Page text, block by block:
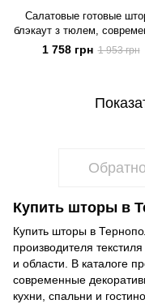
Салатовые готовые
блэкаут з тюлем,
светло-зеленые
blackout однотонные от
1 758 грн 1 953 грн
Обратно
Купить шторы в
Купить шторы в
производителя
и области. В каталоге
современные
кухни, спальни и